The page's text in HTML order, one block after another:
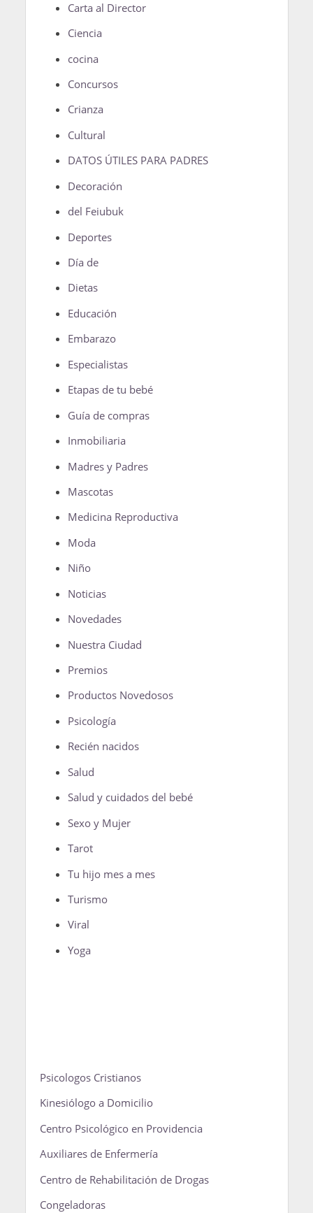
Carta al Director
Ciencia
cocina
Concursos
Crianza
Cultural
DATOS ÚTILES PARA PADRES
Decoración
del Feiubuk
Deportes
Día de
Dietas
Educación
Embarazo
Especialistas
Etapas de tu bebé
Guía de compras
Inmobiliaria
Madres y Padres
Mascotas
Medicina Reproductiva
Moda
Niño
Noticias
Novedades
Nuestra Ciudad
Premios
Productos Novedosos
Psicología
Recién nacidos
Salud
Salud y cuidados del bebé
Sexo y Mujer
Tarot
Tu hijo mes a mes
Turismo
Viral
Yoga
Psicologos Cristianos
Kinesiólogo a Domicilio
Centro Psicológico en Providencia
Auxiliares de Enfermería
Centro de Rehabilitación de Drogas
Congeladoras